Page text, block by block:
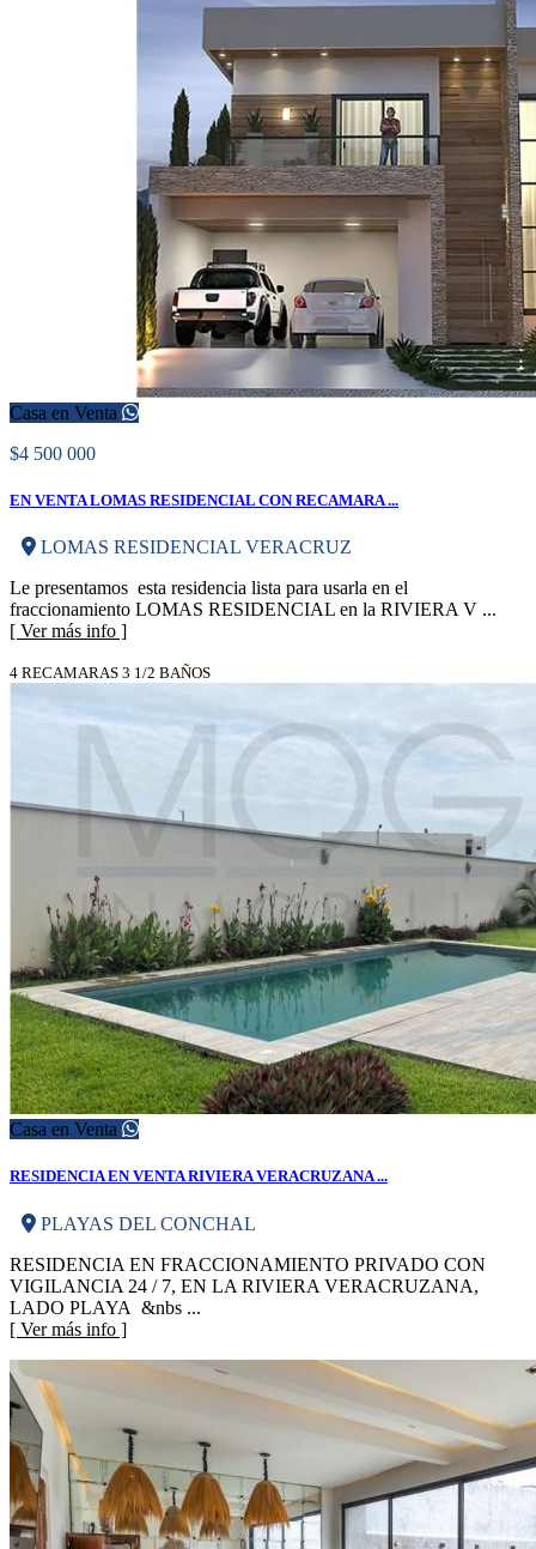
Casa en Venta
$4 500 000
EN VENTA LOMAS RESIDENCIAL CON RECAMARA ...
LOMAS RESIDENCIAL VERACRUZ
Le presentamos esta residencia lista para usarla en el
fraccionamiento LOMAS RESIDENCIAL en la RIVIERA V ...
[ Ver más info ]
4 RECAMARAS 3 1/2 BAÑOS
Casa en Venta
RESIDENCIA EN VENTA RIVIERA VERACRUZANA ...
PLAYAS DEL CONCHAL
RESIDENCIA EN FRACCIONAMIENTO PRIVADO CON
VIGILANCIA 24 / 7, EN LA RIVIERA VERACRUZANA,
LADO PLAYA &nbs ...
[ Ver más info ]